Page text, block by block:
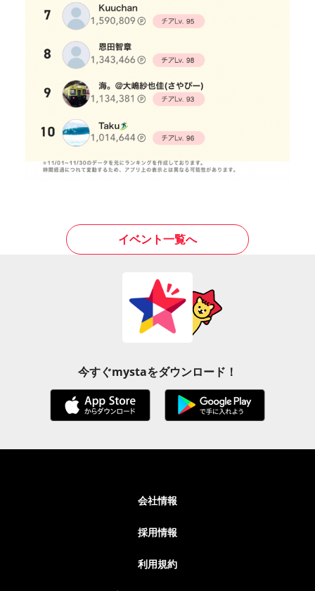
イベント一覧へ
今すぐmystaをダウンロード！
会社情報
採用情報
利用規約